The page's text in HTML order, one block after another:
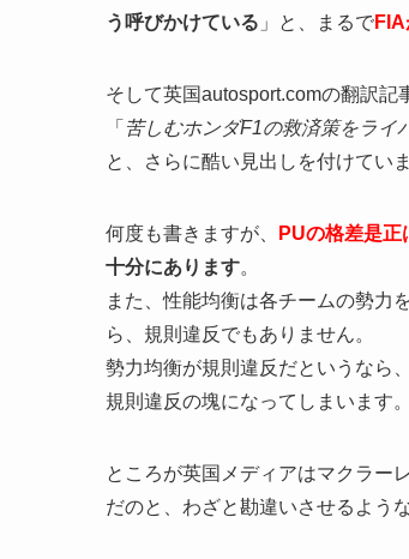
う呼びかけている 」と、まるで
そして英国autosport.comの翻訳記
「 苦しむホンダF1の救済策をライ
と、さらに酷い見出しを付けていま
何度も書きますが、 PUの格差是
十分にあります。
また、性能均衡は各チームの勢力
ら、規則違反でもありません。
勢力均衡が規則違反だというなら
規則違反の塊になってしまいます。
ところが英国メディアはマクラー
だのと、わざと勘違いさせるよう